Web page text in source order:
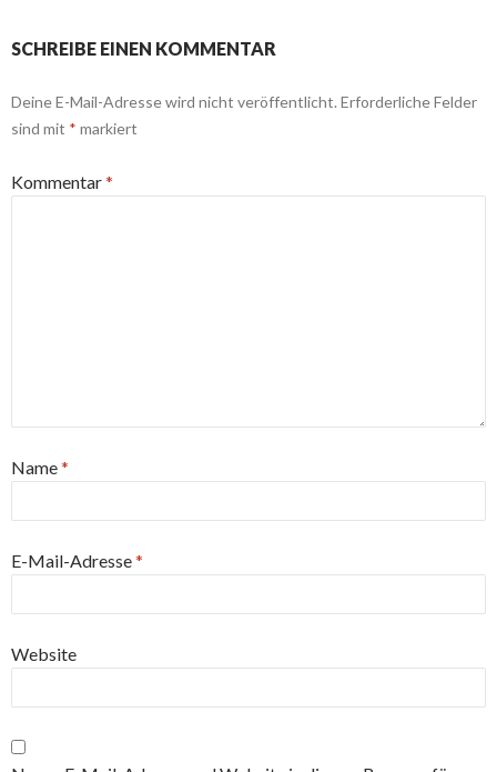
SCHREIBE EINEN KOMMENTAR
Deine E-Mail-Adresse wird nicht veröffentlicht. Erforderliche Felder
sind mit * markiert
Kommentar*
Name*
E-Mail-Adresse*
Website